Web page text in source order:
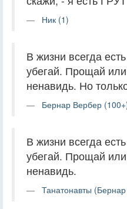
Ник (1)
В жизни всегда
убегай. Прощай
ненавидь. Но
Бернар Вербер
В жизни всегда
убегай. Прощай
ненавидь.
Танатонавты